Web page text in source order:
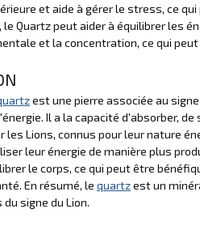
et aide à gérer le stress, ce
le Quartz peut aider à équilibrer les
et la concentration, ce qui
est une pierre associée au
Il a la capacité d'absorber,
les Lions, connus pour leur nature
leur énergie de manière plus
le corps, ce qui peut être
En résumé, le quartzest un
signe du Lion.